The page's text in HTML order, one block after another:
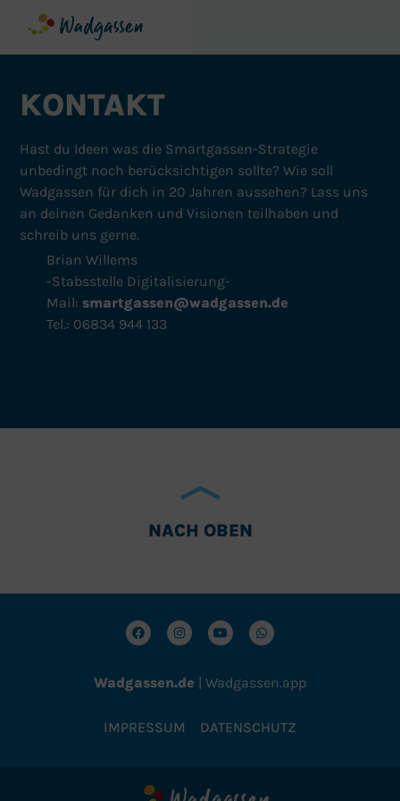
KONTAKT
Hast du Ideen was die Smartgassen-Strategie
unbedingt noch berücksichtigen sollte? Wie soll
Wadgassen für dich in 20 Jahren aussehen? Lass uns
an deinen Gedanken und Visionen teilhaben und
schreib uns gerne.
Brian Willems
-Stabsstelle Digitalisierung-
Mail: smartgassen@wadgassen.de
Tel.: 06834 944 133
NACH OBEN
Wadgassen.de | Wadgassen.app
IMPRESSUM DATENSCHUTZ